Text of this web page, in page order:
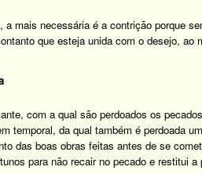
a mais necessária é a contrição porque
que esteja unida com o desejo, ao
com a qual são perdoados os
temporal, da qual também é perdoada
das boas obras feitas antes de se
para não recair no pecado e restitui a